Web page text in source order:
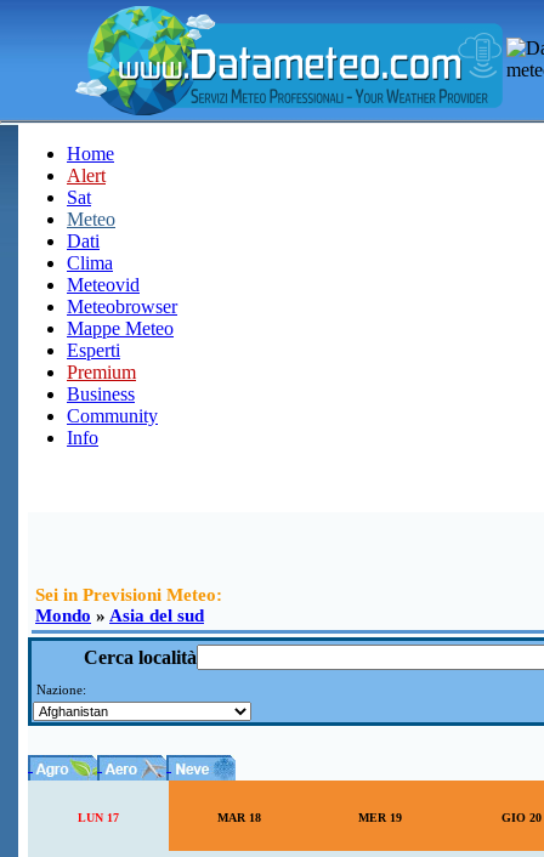
Home
Alert
Sat
Meteo
Dati
Clima
Meteovid
Meteobrowser
Mappe Meteo
Esperti
Premium
Business
Community
Info
Sei in Previsioni Meteo:
Mondo » Asia del sud
Cerca località
Nazione:
LUN 17 MAR 18 MER 19 GIO 20